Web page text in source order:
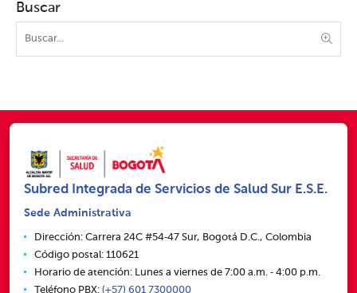
Buscar
Subred Integrada de Servicios de Salud Sur E.S.E.
Sede Administrativa
Dirección: Carrera 24C #54‑47 Sur, Bogotá D.C., Colombia
Código postal: 110621
Horario de atención: Lunes a viernes de 7:00 a.m. ‑ 4:00 p.m.
Teléfono PBX: (+57) 601 7300000